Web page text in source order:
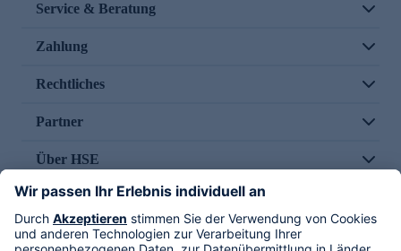
Service & Beratung
Zahlung
Rechtliches
Partner
Über HSE
Im TV
HSE International